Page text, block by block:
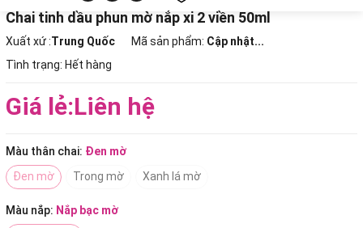
Chai tinh dầu phun mờ nắp xi 2 viền 50ml
Xuất xứ :Trung Quốc Mã sản phẩm: Cập nhật...
Tình trạng: Hết hàng
Giá lẻ:Liên hệ
Màu thân chai: Đen mờ
Đen mờ
Trong mờ Xanh lá mờ
Màu nắp: Nắp bạc mờ